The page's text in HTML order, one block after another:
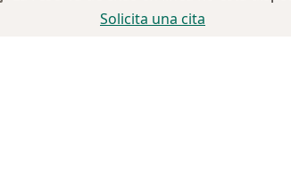
Solicita una cita